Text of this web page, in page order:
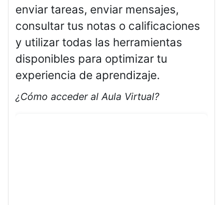
enviar tareas, enviar mensajes,
consultar tus notas o calificaciones
y utilizar todas las herramientas
disponibles para optimizar tu
experiencia de aprendizaje.
¿Cómo acceder al Aula Virtual?